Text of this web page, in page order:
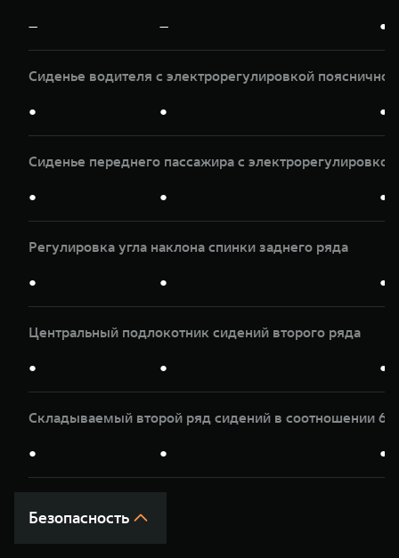
— — ●
Сиденье водителя с электрорегулировкой
● ● ●
Сиденье переднего пассажира с
● ● ●
Регулировка угла наклона спинки заднего ряда
● ● ●
Центральный подлокотник сидений второго ряда
● ● ●
Складываемый второй ряд сидений в соотношении
● ● ●
Безопасность